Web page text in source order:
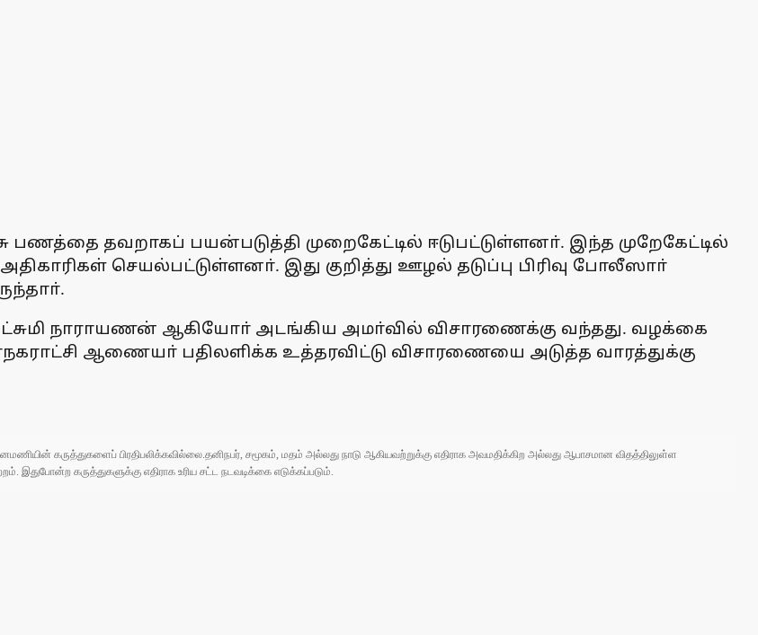
பணத்தை தவறாகப் பயன்படுத்தி முறைகேட்டில் ஈடுபட்டுள்ளனா். இந்த முறேகேட்டில்
செயல்பட்டுள்ளனா். இது குறித்து ஊழல் தடுப்பு பிரிவு போலீஸாா்
நாராயணன் ஆகியோா் அடங்கிய அமா்வில் விசாரணைக்கு வந்தது. வழக்கை
ஆணையா் பதிலளிக்க உத்தரவிட்டு விசாரணையை அடுத்த வாரத்துக்கு
கருத்துகளைப் பிரதிபலிக்கவில்லை.தனிநபர், சமூகம், மதம் அல்லது நாடு ஆகியவற்றுக்கு எதிராக அவமதிக்கிற அல்லது ஆபாசமான விதத்திலுள்ள
கருத்துகளுக்கு எதிராக உரிய சட்ட நடவடிக்கை எடுக்கப்படும்.